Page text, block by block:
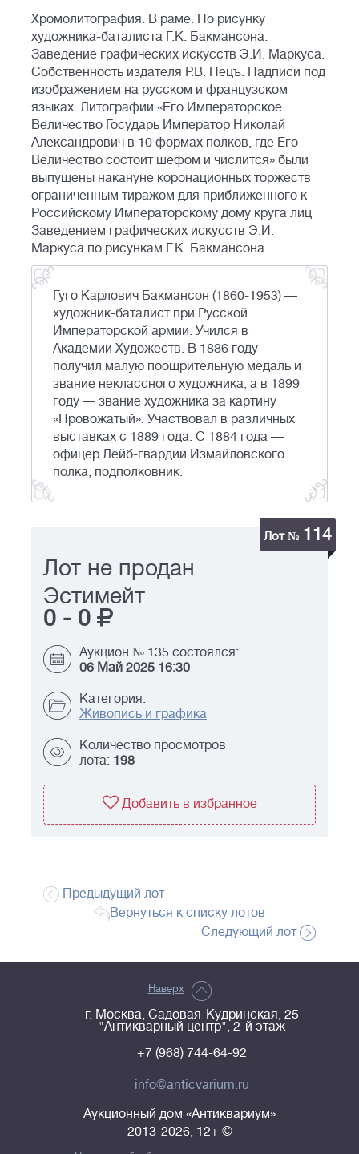
Хромолитография. В раме. По рисунку
художника-баталиста Г.К. Бакмансона.
Заведение графических искусств Э.И. Маркуса.
Собственность издателя Р.В. Пецъ. Надписи под
изображением на русском и французском
языках. Литографии «Его Императорское
Величество Государь Император Николай
Александрович в 10 формах полков, где Его
Величество состоит шефом и числится» были
выпущены накануне коронационных торжеств
ограниченным тиражом для приближенного к
Российскому Императорскому дому круга лиц
Заведением графических искусств Э.И.
Маркуса по рисункам Г.К. Бакмансона.
Гуго Карлович Бакмансон (1860-1953) —
художник-баталист при Русской
Императорской армии. Учился в
Академии Художеств. В 1886 году
получил малую поощрительную медаль и
звание неклассного художника, а в 1899
году — звание художника за картину
«Провожатый». Участвовал в различных
выставках с 1889 года. С 1884 года —
офицер Лейб-гвардии Измайловского
полка, подполковник.
Лот № 114
Лот не продан
Эстимейт
0 - 0
Аукцион № 135 состоялся:
06 Май 2025 16:30
Категория:
Живопись и графика
Количество просмотров
лота: 198
Добавить в избранное
Предыдущий лот
Вернуться к списку лотов
Следующий лот
Наверх
г. Москва, Садовая-Кудринская, 25
"Антикварный центр", 2-й этаж
+7 (968) 744-64-92
info@anticvarium.ru
Аукционный дом «Антиквариум»
2013-2026, 12+ ©